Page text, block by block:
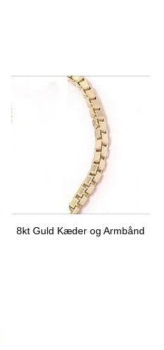
8kt Guld Kæder og Armbånd